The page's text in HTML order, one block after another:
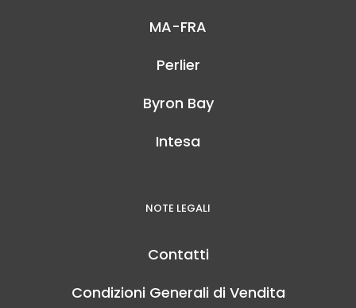
MA-FRA
Perlier
Byron Bay
Intesa
NOTE LEGALI
Contatti
Condizioni Generali di Vendita